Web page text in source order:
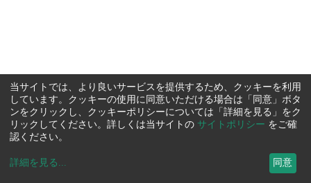
当サイトでは、より良いサービスを提供するため、クッキーを利用
しています。クッキーの使用に同意いただける場合は「同意」ボタ
ンをクリックし、クッキーポリシーについては「詳細を見る」をク
リックしてください。詳しくは当サイトの サイトポリシー をご確
認ください。
詳細を見る ... 同意